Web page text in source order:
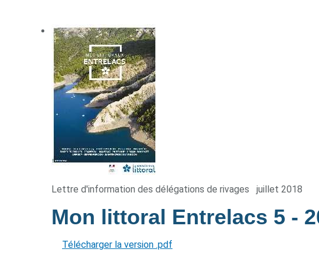
Lettre d'information des délégations de rivages juillet 2018
Mon littoral Entrelacs 5 -
Télécharger la version .pdf